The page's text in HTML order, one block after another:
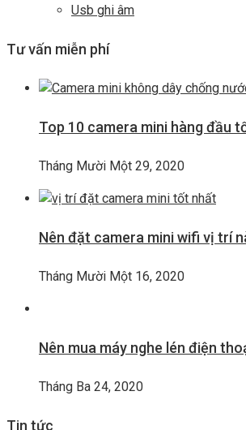
Usb ghi âm
Tư vấn miễn phí
Top 10 camera mini hàng đầu
Tháng Mười Một 29, 2020
Nên đặt camera mini wifi vị trí
Tháng Mười Một 16, 2020
Nên mua máy nghe lén điện
Tháng Ba 24, 2020
Tin tức